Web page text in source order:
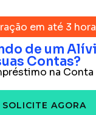
em até 3 hora
de um
Contas?
na Conta
SOLICITE AGORA